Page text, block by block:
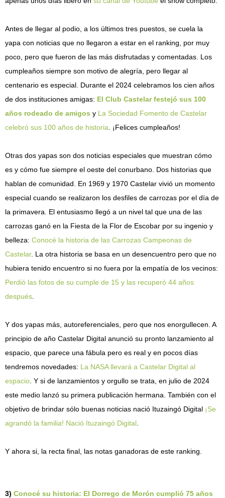
Antes de llegar al podio, a los últimos tres puestos, se cuela la
yapa con noticias que no llegaron a estar en el ranking, por muy
poco, pero que fueron de las más disfrutadas y comentadas. Los
cumpleaños siempre son motivo de alegría, pero llegar al
centenario es especial. Durante el 2024 celebramos los cien años
de dos instituciones amigas: El Club Castelar festejó sus 100
años rodeado de amigos y La Sociedad Fomento de Castelar
celebró sus 100 años de historia . ¡Felices cumpleaños!
Otras dos yapas son dos noticias especiales que muestran cómo
es y cómo fue siempre el oeste del conurbano. Dos historias que
hablan de comunidad. En 1969 y 1970 Castelar vivió un momento
especial cuando se realizaron los desfiles de carrozas por el día de
la primavera. El entusiasmo llegó a un nivel tal que una de las
carrozas ganó en la Fiesta de la Flor de Escobar por su ingenio y
belleza: Conocé la historia de las Carrozas Campeonas de
Castelar. La otra historia se basa en un desencuentro pero que no
hubiera tenido encuentro si no fuera por la empatía de los vecinos:
Perdió las fotos de su cumple de 15 y las recuperó 44 años
después
Y dos yapas más, autoreferenciales, pero que nos enorgullecen. A
principio de año Castelar Digital anunció su pronto lanzamiento al
espacio, que parece una fábula pero es real y en pocos días
tendremos novedades: La NASA llevará a Castelar Digital al
espacio . Y si de lanzamientos y orgullo se trata, en julio de 2024
este medio lanzó su primera publicación hermana. También con el
objetivo de brindar sólo buenas noticias nació Ituzaingó Digital ¡Se
agrandó la familia! Nació Ituzaingó Digital
Y ahora si, la recta final, las notas ganadoras de este ranking.
3) Conocé su historia: El Dorrego de Morón cumplió 75 años